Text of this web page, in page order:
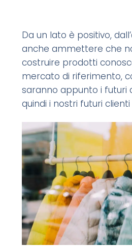
Da un lato è positivo,
anche ammettere che
costruire prodotti
mercato di riferimento,
saranno appunto i futuri
quindi i nostri futuri clienti